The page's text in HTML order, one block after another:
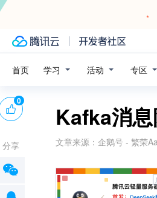
首页 学习 活动 专区
Kafka消
文章来源： 企鹅号 - 繁荣
0
分享